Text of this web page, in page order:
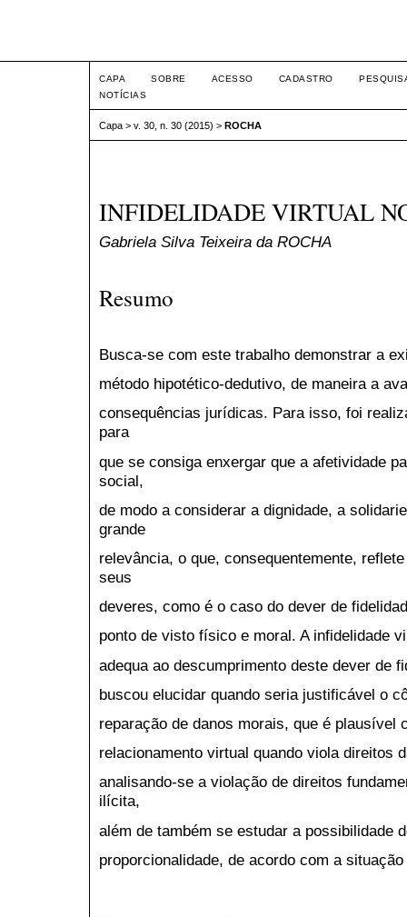
CAPA SOBRE ACESSO CADASTRO
NOTÍCIAS
Capa > v. 30, n. 30 (2015) > ROCHA
INFIDELIDADE VIRTUAL
Gabriela Silva Teixeira da ROCHA
Resumo
Busca-se com este trabalho demonstrar a
método hipotético-dedutivo, de maneira a
consequências jurídicas. Para isso, foi
para
que se consiga enxergar que a afetividade
social,
de modo a considerar a dignidade, a
grande
relevância, o que, consequentemente,
seus
deveres, como é o caso do dever de
ponto de visto físico e moral. A infidelidade
adequa ao descumprimento deste dever de
buscou elucidar quando seria justificável o
reparação de danos morais, que é plausível
relacionamento virtual quando viola direitos
analisando-se a violação de direitos
ilícita,
além de também se estudar a possibilidade
proporcionalidade, de acordo com a